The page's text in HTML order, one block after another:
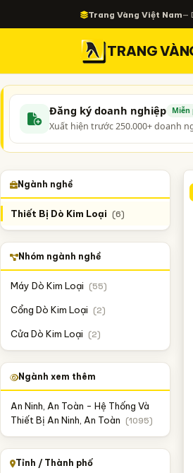
Trang Vàng Việt Nam—
TRANG
Đăng ký doanh nghiệp Miễn
Xuất hiện trước 250.000+ doanh
Ngành nghề
Thiết Bị Dò Kim Loại (6)
Nhóm ngành nghề
Máy Dò Kim Loại (55)
Cổng Dò Kim Loại (2)
Cửa Dò Kim Loại (2)
Ngành xem thêm
An Ninh, An Toàn - Hệ Thống Và
Thiết Bị An Ninh, An Toàn (1095)
Tỉnh / Thành phố